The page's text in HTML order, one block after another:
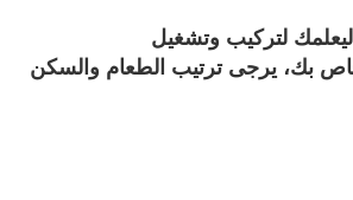
لتركيب وتشغيل
بك، يرجى ترتيب الطعام والسكن